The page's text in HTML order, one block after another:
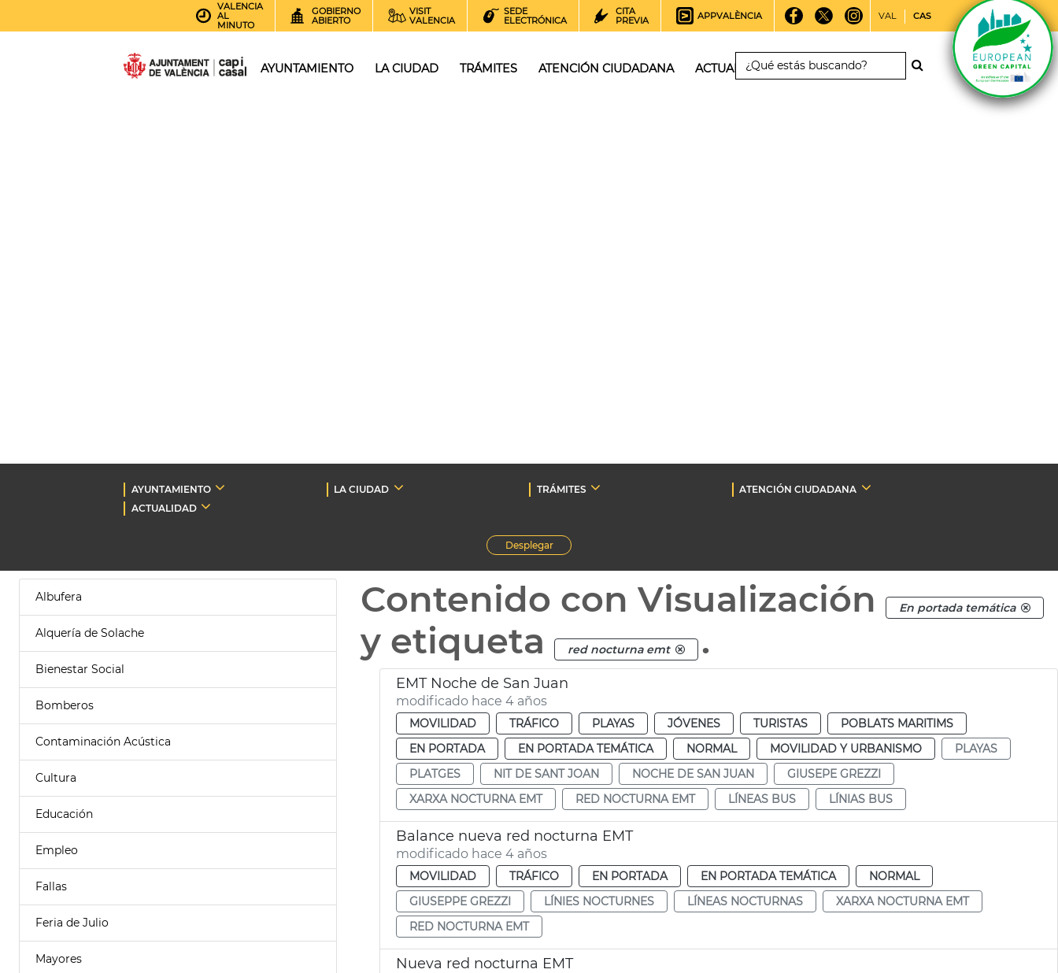
VALENCIA
AL
MINUTO
GOBIERNO
ABIERTO
VISIT
VALENCIA
SEDE
ELECTRÓNICA
CITA
PREVIA
APPVALÈNCIA VAL CAS
AYUNTAMIENTO LA CIUDAD TRÁMITES ATENCIÓN CIUDADANA ACTUALIDAD
AYUNTAMIENTO LA CIUDAD TRÁMITES
ATENCIÓN CIUDADANA
ACTUALIDAD
Desplegar
Albufera
Alquería de Solache
Bienestar Social
Bomberos
Contaminación Acústica
Cultura
Educación
Empleo
Fallas
Feria de Julio
Mayores
Contenido con Visualización En portada temática
y etiqueta red nocturna emt .
EMT Noche de San Juan
modificado hace 4 años
MOVILIDAD TRÁFICO PLAYAS JÓVENES TURISTAS
POBLATS MARITIMS
EN PORTADA
EN PORTADA TEMÁTICA NORMAL MOVILIDAD Y URBANISMO
PLAYAS
PLATGES
NIT DE SANT JOAN NOCHE DE SAN JUAN
GIUSEPE GREZZI
XARXA NOCTURNA EMT
RED NOCTURNA EMT LÍNEAS BUS LÍNIAS BUS
Balance nueva red nocturna EMT
modificado hace 4 años
MOVILIDAD TRÁFICO EN PORTADA EN PORTADA TEMÁTICA
NORMAL
GIUSEPPE GREZZI
LÍNIES NOCTURNES LÍNEAS NOCTURNAS
XARXA NOCTURNA EMT
RED NOCTURNA EMT
Nueva red nocturna EMT